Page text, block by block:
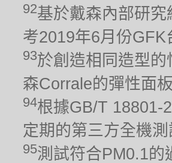
92基於戴森內部研
考2019年6月份
93於創造相同造型
森Corrale的彈性面
94根據GB/T 18801-
定期的第三方全機
95測試符合PM0.1的